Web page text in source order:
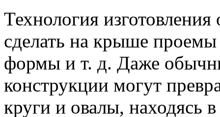
Технология
сделать на крыше
формы и т. д. Даже
конструкции могут
круги и овалы, находясь